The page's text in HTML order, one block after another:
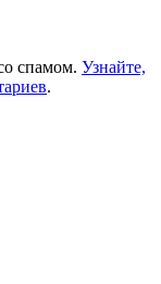
спамом. Узнайте,
.